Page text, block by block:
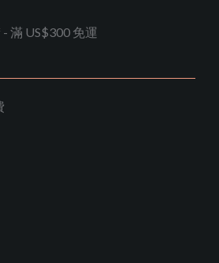
滿 US$300 免運